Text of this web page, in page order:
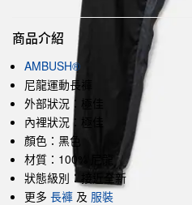
商品介紹
AMBUSH®
尼龍運動長褲
外部狀況：極佳
內裡狀況：極佳
顏色：黑色
材質：100% 尼龍
狀態級別：接近全新
更多 長褲 及 服裝